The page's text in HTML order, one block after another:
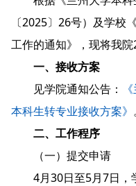
〔2025〕26号）及学校
工作的通知》，现将我院
一、接收方案
见学院通知公告：
本科生转专业接收方案》 。
二、工作程序
（一）提交申请
4月30日至5月7日，